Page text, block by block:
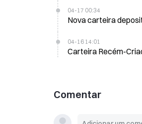
04-17 00:34
Nova carteira
04-16 14:01
Comentar